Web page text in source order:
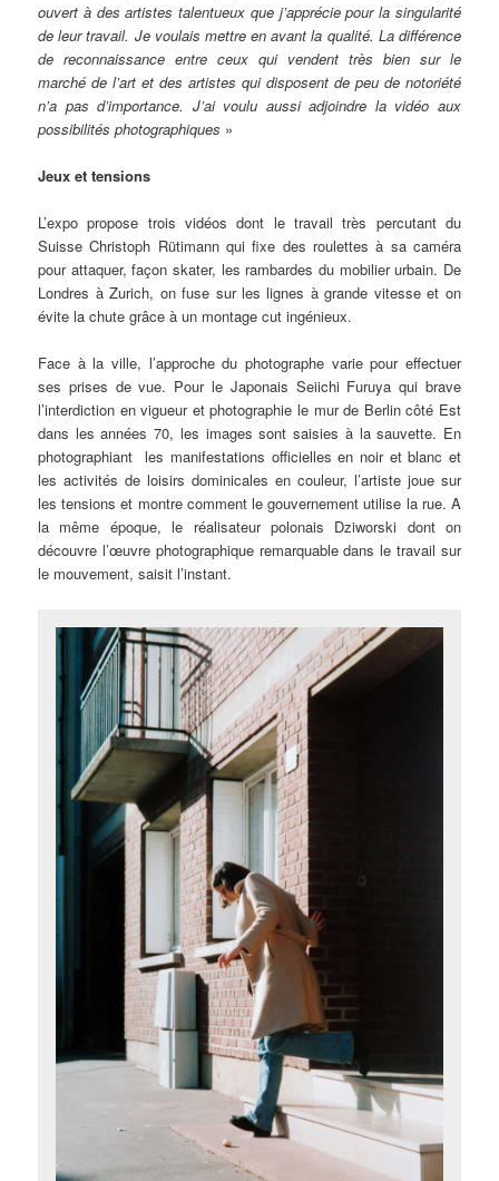
ouvert à des artistes talentueux que j’apprécie pour la singularité
de leur travail. Je voulais mettre en avant la qualité. La différence
de reconnaissance entre ceux qui vendent très bien sur le
marché de l’art et des artistes qui disposent de peu de notoriété
n’a pas d’importance. J’ai voulu aussi adjoindre la vidéo aux
possibilités photographiques »
Jeux et tensions
L’expo propose trois vidéos dont le travail très percutant du
Suisse Christoph Rütimann qui fixe des roulettes à sa caméra
pour attaquer, façon skater, les rambardes du mobilier urbain. De
Londres à Zurich, on fuse sur les lignes à grande vitesse et on
évite la chute grâce à un montage cut ingénieux.
Face à la ville, l’approche du photographe varie pour effectuer
ses prises de vue. Pour le Japonais Seiichi Furuya qui brave
l’interdiction en vigueur et photographie le mur de Berlin côté Est
dans les années 70, les images sont saisies à la sauvette. En
photographiant les manifestations officielles en noir et blanc et
les activités de loisirs dominicales en couleur, l’artiste joue sur
les tensions et montre comment le gouvernement utilise la rue. A
la même époque, le réalisateur polonais Dziworski dont on
découvre l’œuvre photographique remarquable dans le travail sur
le mouvement, saisit l’instant.